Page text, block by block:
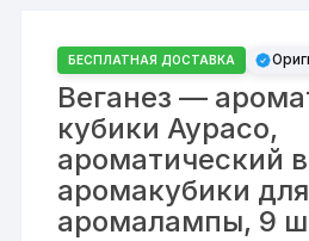
БЕСПЛАТНАЯ ДОСТАВКА
Веганез —
кубики Аурасо,
ароматический
аромакубики для
аромалампы, 9